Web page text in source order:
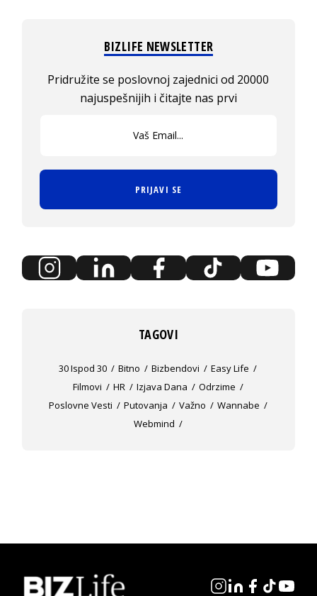
BIZLIFE NEWSLETTER
Pridružite se poslovnoj zajednici od 20000
najuspešnijih i čitajte nas prvi
PRIJAVI SE
TAGOVI
30 Ispod 30 Bitno Bizbendovi
Easy Life
Filmovi
HR Izjava Dana
Odrzime
Poslovne Vesti
Putovanja Važno
Wannabe
Webmind